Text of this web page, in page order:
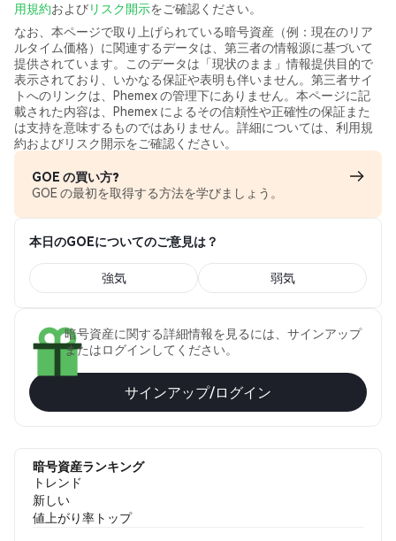
用規約およびリスク開示をご確認ください。
なお、本ページで取り上げられている暗号資産（例：現在のリア
ルタイム価格）に関連するデータは、第三者の情報源に基づいて
提供されています。このデータは「現状のまま」情報提供目的で
表示されており、いかなる保証や表明も伴いません。第三者サイ
トへのリンクは、Phemex の管理下にありません。本ページに記
載された内容は、Phemex によるその信頼性や正確性の保証また
は支持を意味するものではありません。詳細については、利用規
約およびリスク開示をご確認ください。
GOE の買い方?
GOE の最初を取得する方法を学びましょう。
本日のGOEについてのご意見は？
強気 弱気
暗号資産に関する詳細情報を見るには、サインアップ
またはログインしてください。
サインアップ/ログイン
暗号資産ランキング
トレンド
新しい
値上がり率トップ